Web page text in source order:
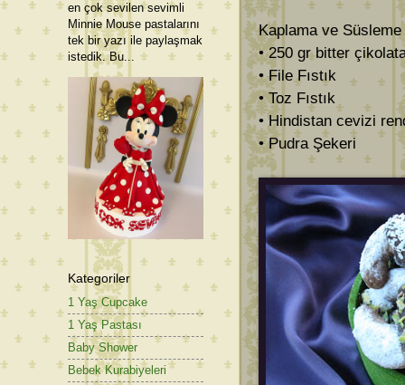
Kaplama ve
• 250 gr bitter
• File Fıstık
• Toz Fıstık
• Hindistan cevizi
• Pudra Şekeri
en çok sevilen sevimli
Minnie Mouse pastalarını
tek bir yazı ile paylaşmak
istedik. Bu...
Kategoriler
1 Yaş Cupcake
1 Yaş Pastası
Baby Shower
Bebek Kurabiyeleri